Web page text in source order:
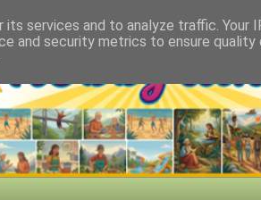
services and to analyze traffic. Your
and security metrics to ensure